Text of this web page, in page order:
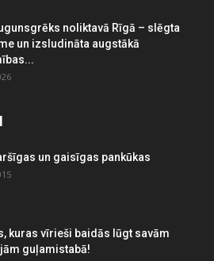
noliktavā Rīgā – slēgta
un izsludināta augstākā
un gaisīgas pankūkas
kuras vīrieši baidās lūgt savām
guļamistabā!